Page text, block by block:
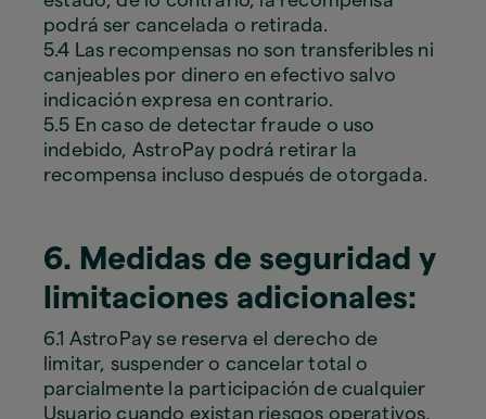
podrá ser cancelada o retirada.
5.4 Las recompensas no son transferibles ni
canjeables por dinero en efectivo salvo
indicación expresa en contrario.
5.5 En caso de detectar fraude o uso
indebido, AstroPay podrá retirar la
recompensa incluso después de otorgada.
6. Medidas de seguridad y
limitaciones adicionales:
6.1 AstroPay se reserva el derecho de
limitar, suspender o cancelar total o
parcialmente la participación de cualquier
Usuario cuando existan riesgos operativos,